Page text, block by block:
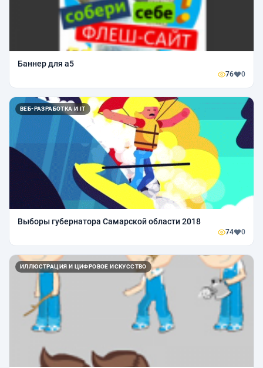
Баннер для а5
76 0
ВЕБ-РАЗРАБОТКА И IT
Выборы губернатора Самарской области 2018
74 0
ИЛЛЮСТРАЦИЯ И ЦИФРОВОЕ ИСКУССТВО